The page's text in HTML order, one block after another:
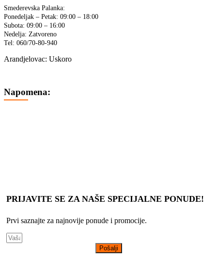
Smederevska Palanka:
Ponedeljak – Petak: 09:00 – 18:00
Subota: 09:00 – 16:00
Nedelja: Zatvoreno
Tel: 060/70-80-940
Arandjelovac: Uskoro
Napomena:
PRIJAVITE SE ZA NAŠE SPECIJALNE PONUDE!
Prvi saznajte za najnovije ponude i promocije.
Pošalji